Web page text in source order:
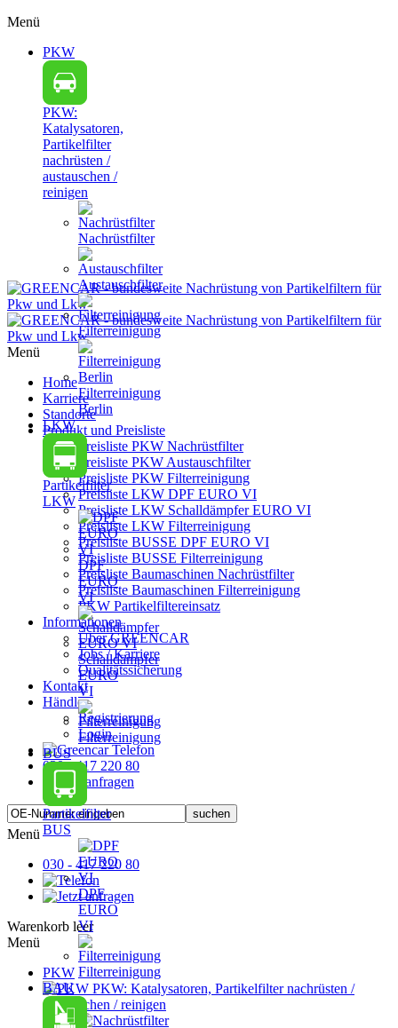
Menü
PKW
PKW:
Katalysatoren,
Partikelfilter
nachrüsten /
austauschen /
reinigen
Nachrüstfilter
Austauschfilter
Filterreinigung
Filterreinigung
Berlin
LKW
Partikelfilter
LKW
DPF
EURO
VI
Schalldämpfer
EURO
VI
Filterreinigung
BUS
Partikelfilter
BUS
DPF
EURO
VI
Filterreinigung
BAU
Menü
Home
Karriere
Standorte
Produkt und Preisliste
Preisliste PKW Nachrüstfilter
Preisliste PKW Austauschfilter
Preisliste PKW Filterreinigung
Preisliste LKW DPF EURO VI
Preisliste LKW Schalldämpfer EURO VI
Preisliste LKW Filterreinigung
Preisliste BUSSE DPF EURO VI
Preisliste BUSSE Filterreinigung
Preisliste Baumaschinen Nachrüstfilter
Preisliste Baumaschinen Filterreinigung
PKW Partikelfiltereinsatz
Informationen
Über GREENCAR
Jobs / Karriere
Qualitätssicherung
Kontakt
Händler
Registrierung
Login
030 - 417 220 80
Menü
030 - 417 220 80
Warenkorb leer
Menü
PKW
PKW: Katalysatoren, Partikelfilter nachrüsten /
austauschen / reinigen